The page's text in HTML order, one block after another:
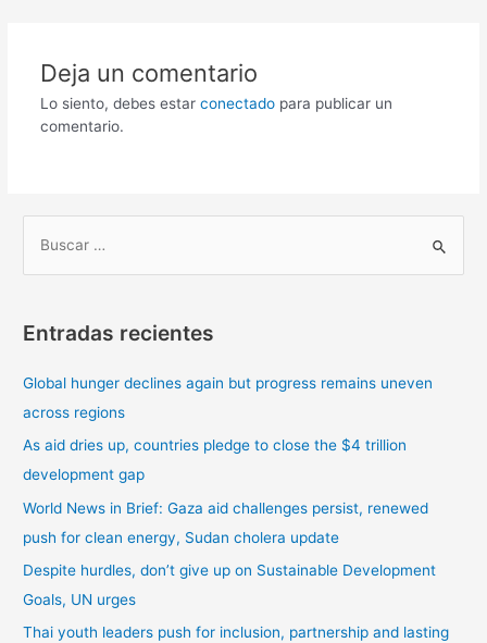
Deja un comentario
Lo siento, debes estar conectadopara publicar un
comentario.
u
c
o
r
:
Entradas recientes
Global hunger declines again but progress remains uneven
across regions
As aid dries up, countries pledge to close the $4 trillion
development gap
World News in Brief: Gaza aid challenges persist, renewed
push for clean energy, Sudan cholera update
Despite hurdles, don’t give up on Sustainable Development
Goals, UN urges
Thai youth leaders push for inclusion, partnership and lasting